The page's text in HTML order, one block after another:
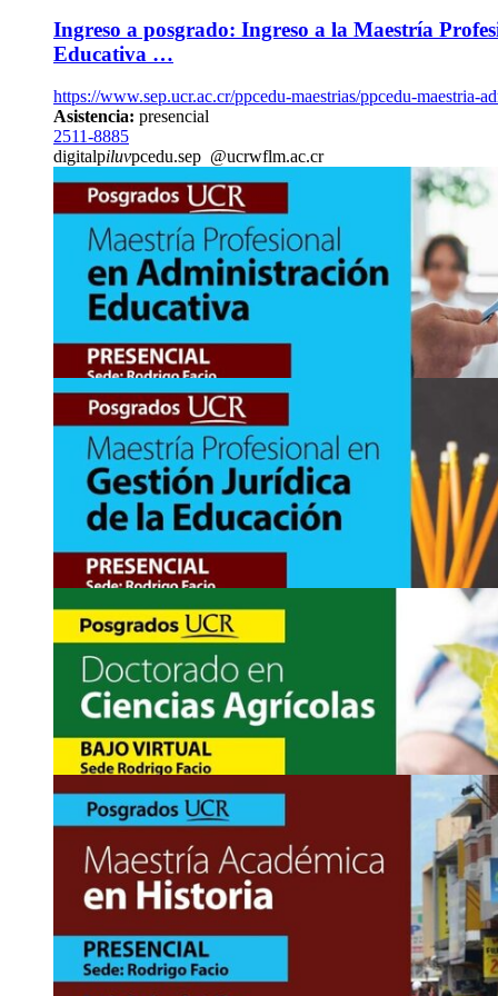
Ingreso a posgrado: Ingreso a la Maestría
Educativa …
https://www.sep.ucr.ac.cr/ppcedu-maestrias/ppcedu-maestria-
Asistencia: presencial
2511-8885
digitalpiluvpcedu.sep @ucrwflm.ac.cr
NOV
Ingreso a posgrado: Ingreso a la Maestría
Educativa
https://www.sep.ucr.ac.cr/ppcedu-maestrias/ppcedu-maestria-
Asistencia:presencial
digitalpabkipcedu.sep @ucrwcbi
NOV
Ingreso a posgrado: Ingreso a la Maestría
Jurídica de la …
https://www.sep.ucr.ac.cr/ppcedu-maestrias/ppcedu-maestria-
Asistencia:presencial